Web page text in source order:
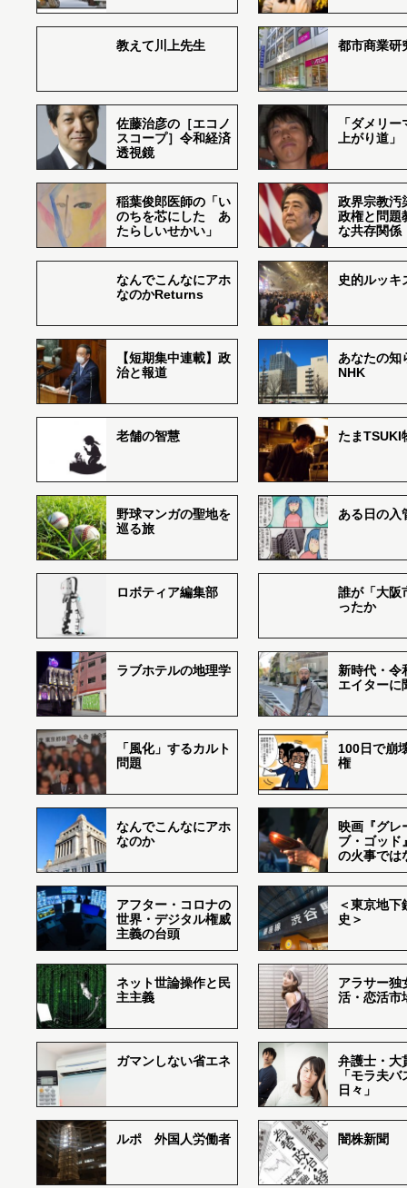
教えて川上先生 都市商業研
佐藤治彦の［エコノ
スコープ］令和経済
透視鏡
「ダメリ
上がり道」
稲葉俊郎医師の「い
のちを芯にした あ
たらしいせかい」
政界宗教汚
政権と問題
な共存関係
なんでこんなにアホ
なのかReturns
史的ルッキ
【短期集中連載】政
治と報道
あなたの知
NHK
老舗の智慧 たまTSUKI
野球マンガの聖地を
巡る旅
ある日の入
ロボティア編集部
誰が「大阪
ったか
ラブホテルの地理学
新時代・令
エイターに
「風化」するカルト
問題
100日で崩
権
なんでこんなにアホ
なのか
映画『グレ
ブ・ゴッド
の火事では
アフター・コロナの
世界・デジタル権威
主義の台頭
＜東京地下
史＞
ネット世論操作と民
主主義
アラサー独
活・恋活市
ガマンしない省エネ
弁護士・大
「モラ夫
日々」
ルポ 外国人労働者 闇株新聞